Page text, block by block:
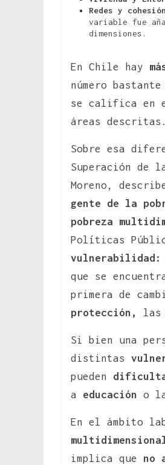
Redes y
variable fue
dimensiones.
En Chile hay
número
se califica en
áreas descritas.
Sobre esa
Superación de
Moreno,
gente de la
pobreza
Políticas
vulnerabilidad:
que se
primera de
protección,
las
Si bien una
distintas
pueden
a educación o
En el ámbito
implica que no